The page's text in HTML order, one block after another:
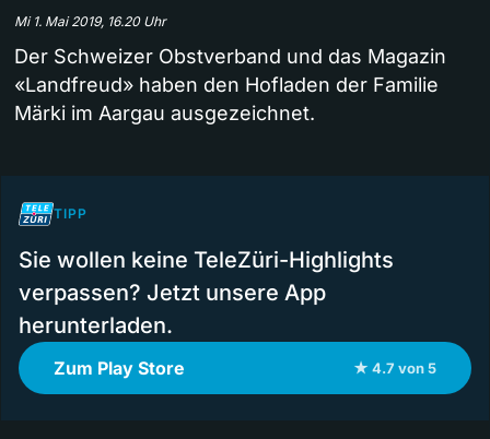
Mi 1. Mai 2019, 16.20 Uhr
Der Schweizer Obstverband und das Magazin
«Landfreud» haben den Hofladen der Familie
Märki im Aargau ausgezeichnet.
TIPP
Sie wollen keine TeleZüri-Highlights
verpassen? Jetzt unsere App
herunterladen.
Zum Play Store ★ 4.7 von 5